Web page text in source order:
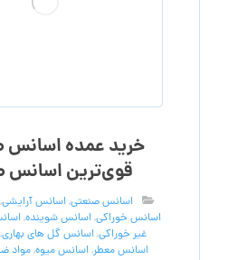
خرید عمده اسانس
قوی‌ترین اسانس‌
اسانس صنعتی,اسانس آرایشی,
اسانس خوراکی,اسانس شوینده,
غیر خوراکی,اسانس گل های بهاری
اسانس معطر,اسانس میوه,مواد